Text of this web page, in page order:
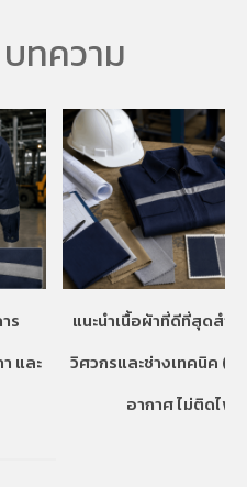
ทความ
ร
และ
แนะนำเนื้อผ้าที่ดีที่สุดสำ
วิศวกรและช่างเทคนิค (ท
อากาศ ไม่ติดไฟ